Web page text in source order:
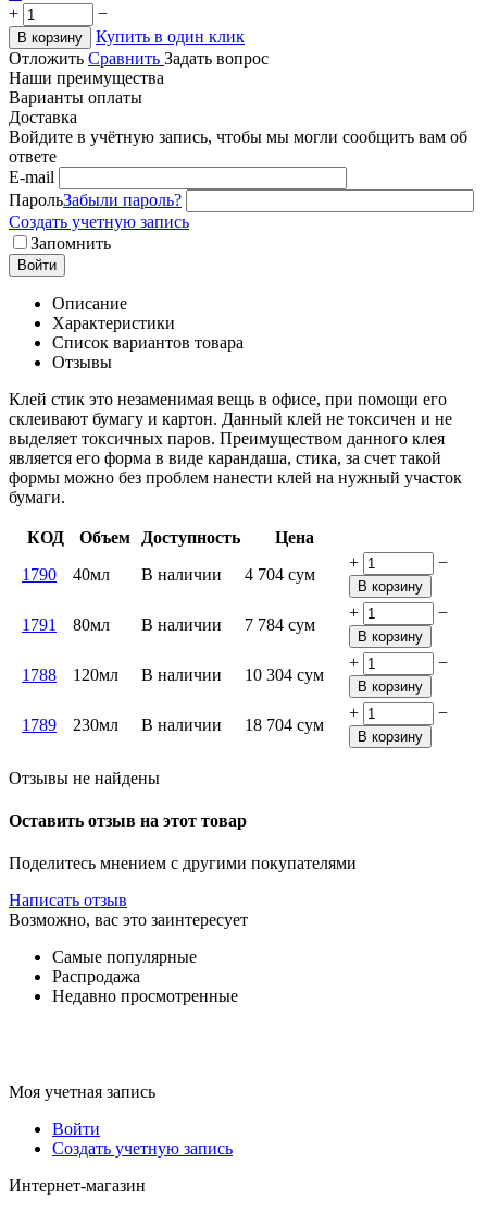
+ −
В корзину
Купить в один клик
Отложить Сравнить Задать вопрос
Наши преимущества
Варианты оплаты
Доставка
Войдите в учётную запись, чтобы мы могли сообщить вам об
ответе
E-mail
ПарольЗабыли пароль?
Создать учетную запись
Запомнить
Войти
Описание
Характеристики
Список вариантов товара
Отзывы
Клей стик это незаменимая вещь в офисе, при помощи его
склеивают бумагу и картон. Данный клей не токсичен и не
выделяет токсичных паров. Преимуществом данного клея
является его форма в виде карандаша, стика, за счет такой
формы можно без проблем нанести клей на нужный участок
бумаги.
КОД Объем Доступность
Цена
1790
40мл В наличии 4 704 сум
+ −
В корзину
1791 80мл В наличии 7 784 сум
+ −
В корзину
1788 120мл В наличии 10 304 сум
+ −
В корзину
1789 230мл В наличии 18 704 сум
+ −
В корзину
Отзывы не найдены
Оставить отзыв на этот товар
Поделитесь мнением с другими покупателями
Написать отзыв
Возможно, вас это заинтересует
Самые популярные
Распродажа
Недавно просмотренные
Моя учетная запись
Войти
Создать учетную запись
Интернет-магазин